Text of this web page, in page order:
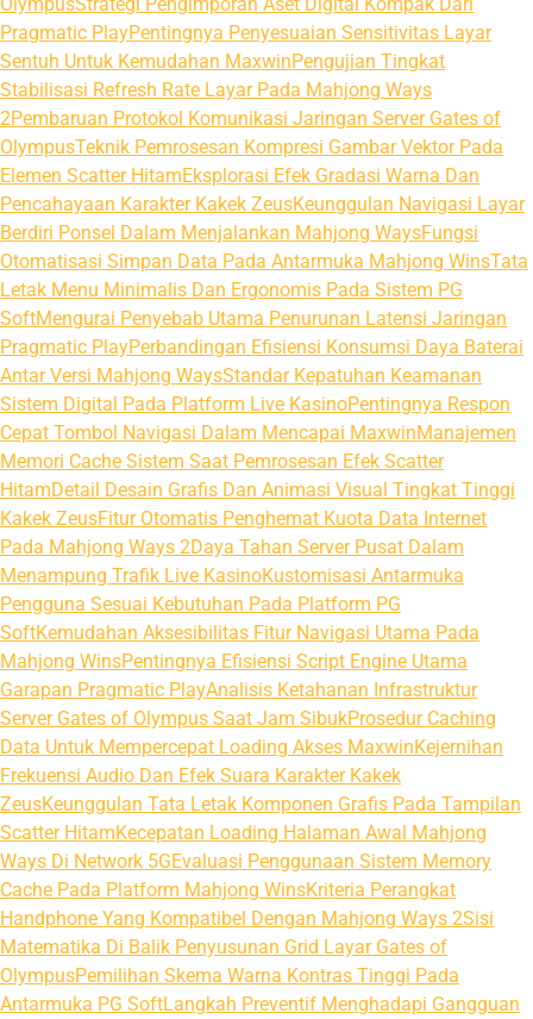
Pragmatic PlayPentingnya Penyesuaian Sensitivitas Layar
Sentuh Untuk Kemudahan MaxwinPengujian Tingkat
Stabilisasi Refresh Rate Layar Pada Mahjong Ways
2Pembaruan Protokol Komunikasi Jaringan Server Gates of
OlympusTeknik Pemrosesan Kompresi Gambar Vektor Pada
Elemen Scatter HitamEksplorasi Efek Gradasi Warna Dan
Pencahayaan Karakter Kakek ZeusKeunggulan Navigasi Layar
Berdiri Ponsel Dalam Menjalankan Mahjong WaysFungsi
Otomatisasi Simpan Data Pada Antarmuka Mahjong WinsTata
Letak Menu Minimalis Dan Ergonomis Pada Sistem PG
SoftMengurai Penyebab Utama Penurunan Latensi Jaringan
Pragmatic PlayPerbandingan Efisiensi Konsumsi Daya Baterai
Antar Versi Mahjong WaysStandar Kepatuhan Keamanan
Sistem Digital Pada Platform Live KasinoPentingnya Respon
Cepat Tombol Navigasi Dalam Mencapai MaxwinManajemen
Memori Cache Sistem Saat Pemrosesan Efek Scatter
HitamDetail Desain Grafis Dan Animasi Visual Tingkat Tinggi
Kakek ZeusFitur Otomatis Penghemat Kuota Data Internet
Pada Mahjong Ways 2Daya Tahan Server Pusat Dalam
Menampung Trafik Live KasinoKustomisasi Antarmuka
Pengguna Sesuai Kebutuhan Pada Platform PG
SoftKemudahan Aksesibilitas Fitur Navigasi Utama Pada
Mahjong WinsPentingnya Efisiensi Script Engine Utama
Garapan Pragmatic PlayAnalisis Ketahanan Infrastruktur
Server Gates of Olympus Saat Jam SibukProsedur Caching
Data Untuk Mempercepat Loading Akses MaxwinKejernihan
Frekuensi Audio Dan Efek Suara Karakter Kakek
ZeusKeunggulan Tata Letak Komponen Grafis Pada Tampilan
Scatter HitamKecepatan Loading Halaman Awal Mahjong
Ways Di Network 5GEvaluasi Penggunaan Sistem Memory
Cache Pada Platform Mahjong WinsKriteria Perangkat
Handphone Yang Kompatibel Dengan Mahjong Ways 2Sisi
Matematika Di Balik Penyusunan Grid Layar Gates of
OlympusPemilihan Skema Warna Kontras Tinggi Pada
Antarmuka PG SoftLangkah Preventif Menghadapi Gangguan